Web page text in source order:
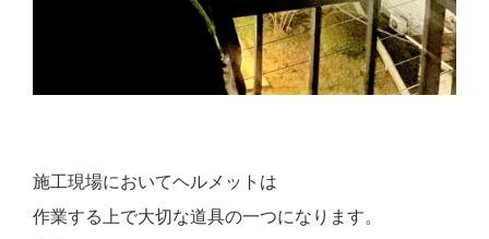
施工現場においてヘルメットは
作業する上で大切な道具の一つになります。